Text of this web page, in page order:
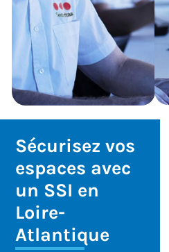
Sécurisez vos
espaces avec
un SSI en
Loire-
Atlantique